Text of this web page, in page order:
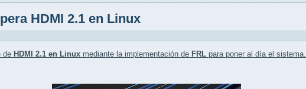
HDMI 2.1 en Linux
de HDMI 2.1 en Linux mediante la implementación de FRL para poner al día el sistema.